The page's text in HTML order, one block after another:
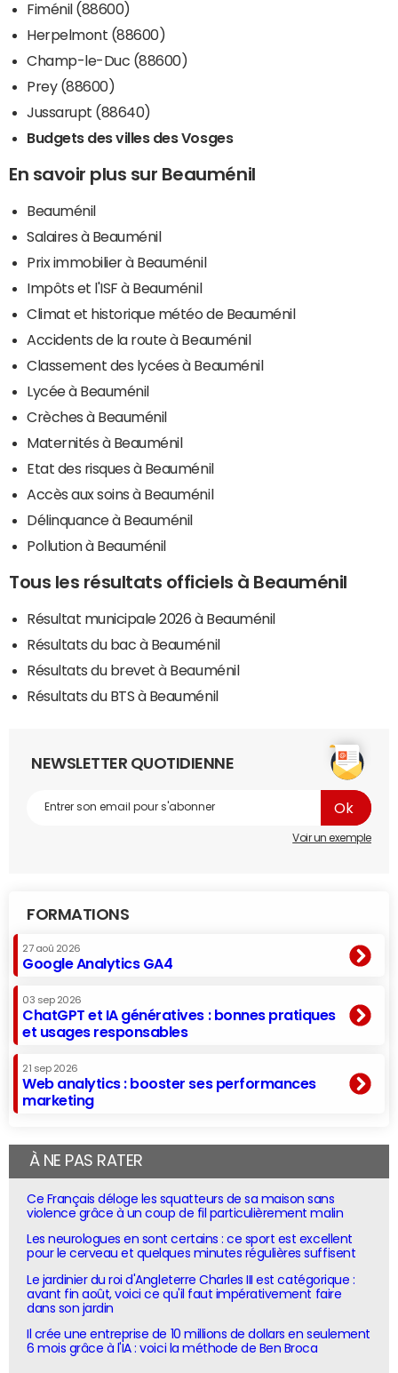
Fiménil (88600)
Herpelmont (88600)
Champ-le-Duc (88600)
Prey (88600)
Jussarupt (88640)
Budgets des villes des Vosges
En savoir plus sur Beauménil
Beauménil
Salaires à Beauménil
Prix immobilier à Beauménil
Impôts et l'ISF à Beauménil
Climat et historique météo de Beauménil
Accidents de la route à Beauménil
Classement des lycées à Beauménil
Lycée à Beauménil
Crèches à Beauménil
Maternités à Beauménil
Etat des risques à Beauménil
Accès aux soins à Beauménil
Délinquance à Beauménil
Pollution à Beauménil
Tous les résultats officiels à Beauménil
Résultat municipale 2026 à Beauménil
Résultats du bac à Beauménil
Résultats du brevet à Beauménil
Résultats du BTS à Beauménil
NEWSLETTER QUOTIDIENNE
Voir un exemple
FORMATIONS
27 aoû 2026
Google Analytics GA4
03 sep 2026
ChatGPT et IA génératives : bonnes pratiques
et usages responsables
21 sep 2026
Web analytics : booster ses performances
marketing
À NE PAS RATER
Ce Français déloge les squatteurs de sa maison sans
violence grâce à un coup de fil particulièrement malin
Les neurologues en sont certains : ce sport est excellent
pour le cerveau et quelques minutes régulières suffisent
Le jardinier du roi d'Angleterre Charles III est catégorique :
avant fin août, voici ce qu'il faut impérativement faire
dans son jardin
Il crée une entreprise de 10 millions de dollars en seulement
6 mois grâce à l'IA : voici la méthode de Ben Broca